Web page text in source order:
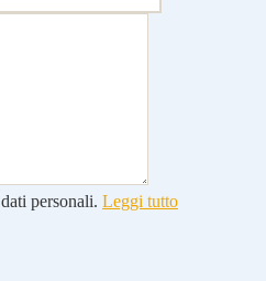
personali. Leggi tutto